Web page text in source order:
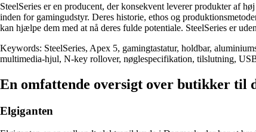
SteelSeries er en producent, der konsekvent leverer produkter af
inden for gamingudstyr. Deres historie, ethos og
kan hjælpe dem med at nå deres fulde potentiale. SteelSeries er
Keywords: SteelSeries, Apex 5, gamingtastatur, holdbar,
multimedia-hjul, N-key rollover, nøglespecifikation, tilslutning,
En omfattende oversigt over butikker til
Elgiganten